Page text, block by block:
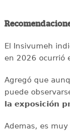
El Insivumeh
en 2026 ocurrió
Agregó que
puede
la exposición
Ademas, es